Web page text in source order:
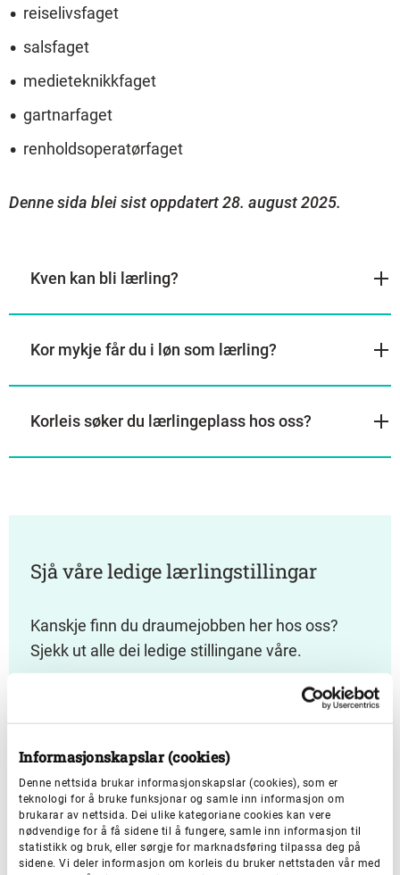
Informasjonskapslar (cookies)
Denne nettsida brukar informasjonskapslar (cookies), som er
teknologi for å bruke funksjonar og samle inn informasjon om
brukarar av nettsida. Dei ulike kategoriane cookies kan vere
nødvendige for å få sidene til å fungere, samle inn informasjon til
statistikk og bruk, eller sørgje for marknadsføring tilpassa deg på
sidene. Vi deler informasjon om korleis du bruker nettstaden vår med
reiselivsfaget
salsfaget
medieteknikkfaget
gartnarfaget
renholdsoperatørfaget
Denne sida blei sist oppdatert 28. august 2025.
Kven kan bli lærling?
Kor mykje får du i løn som lærling?
Korleis søker du lærlingeplass hos oss?
Sjå våre ledige lærlingstillingar
Kanskje finn du draumejobben her hos oss?
Sjekk ut alle dei ledige stillingane våre.
Ledige lærlingstilinger